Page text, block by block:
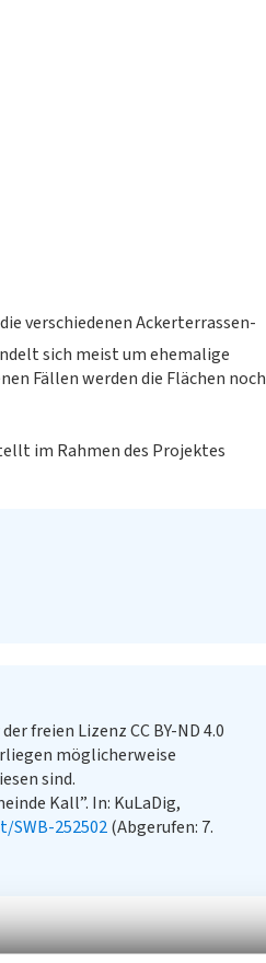
verschiedenen Ackerterrassen-
sich meist um ehemalige
Fällen werden die Flächen noch
im Rahmen des Projektes
freien Lizenz CC BY-ND 4.0
möglicherweise
sind.
Kall”. In: KuLaDig,
252502(Abgerufen: 7.